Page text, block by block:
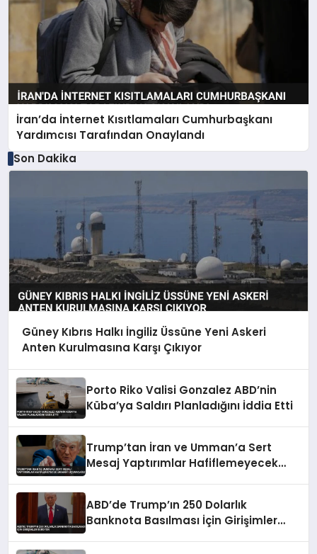
İran’da İnternet Kısıtlamaları Cumhurbaşkanı
Yardımcısı Tarafından Onaylandı
Son Dakika
Güney Kıbrıs Halkı İngiliz Üssüne Yeni Askeri
Anten Kurulmasına Karşı Çıkıyor
Porto Riko Valisi Gonzalez ABD’nin
Küba’ya Saldırı Planladığını İddia Etti
Trump’tan İran ve Umman’a Sert
Mesaj Yaptırımlar Hafiflemeyecek
ABD’de Trump’ın 250 Dolarlık
Banknota Basılması İçin Girişimler